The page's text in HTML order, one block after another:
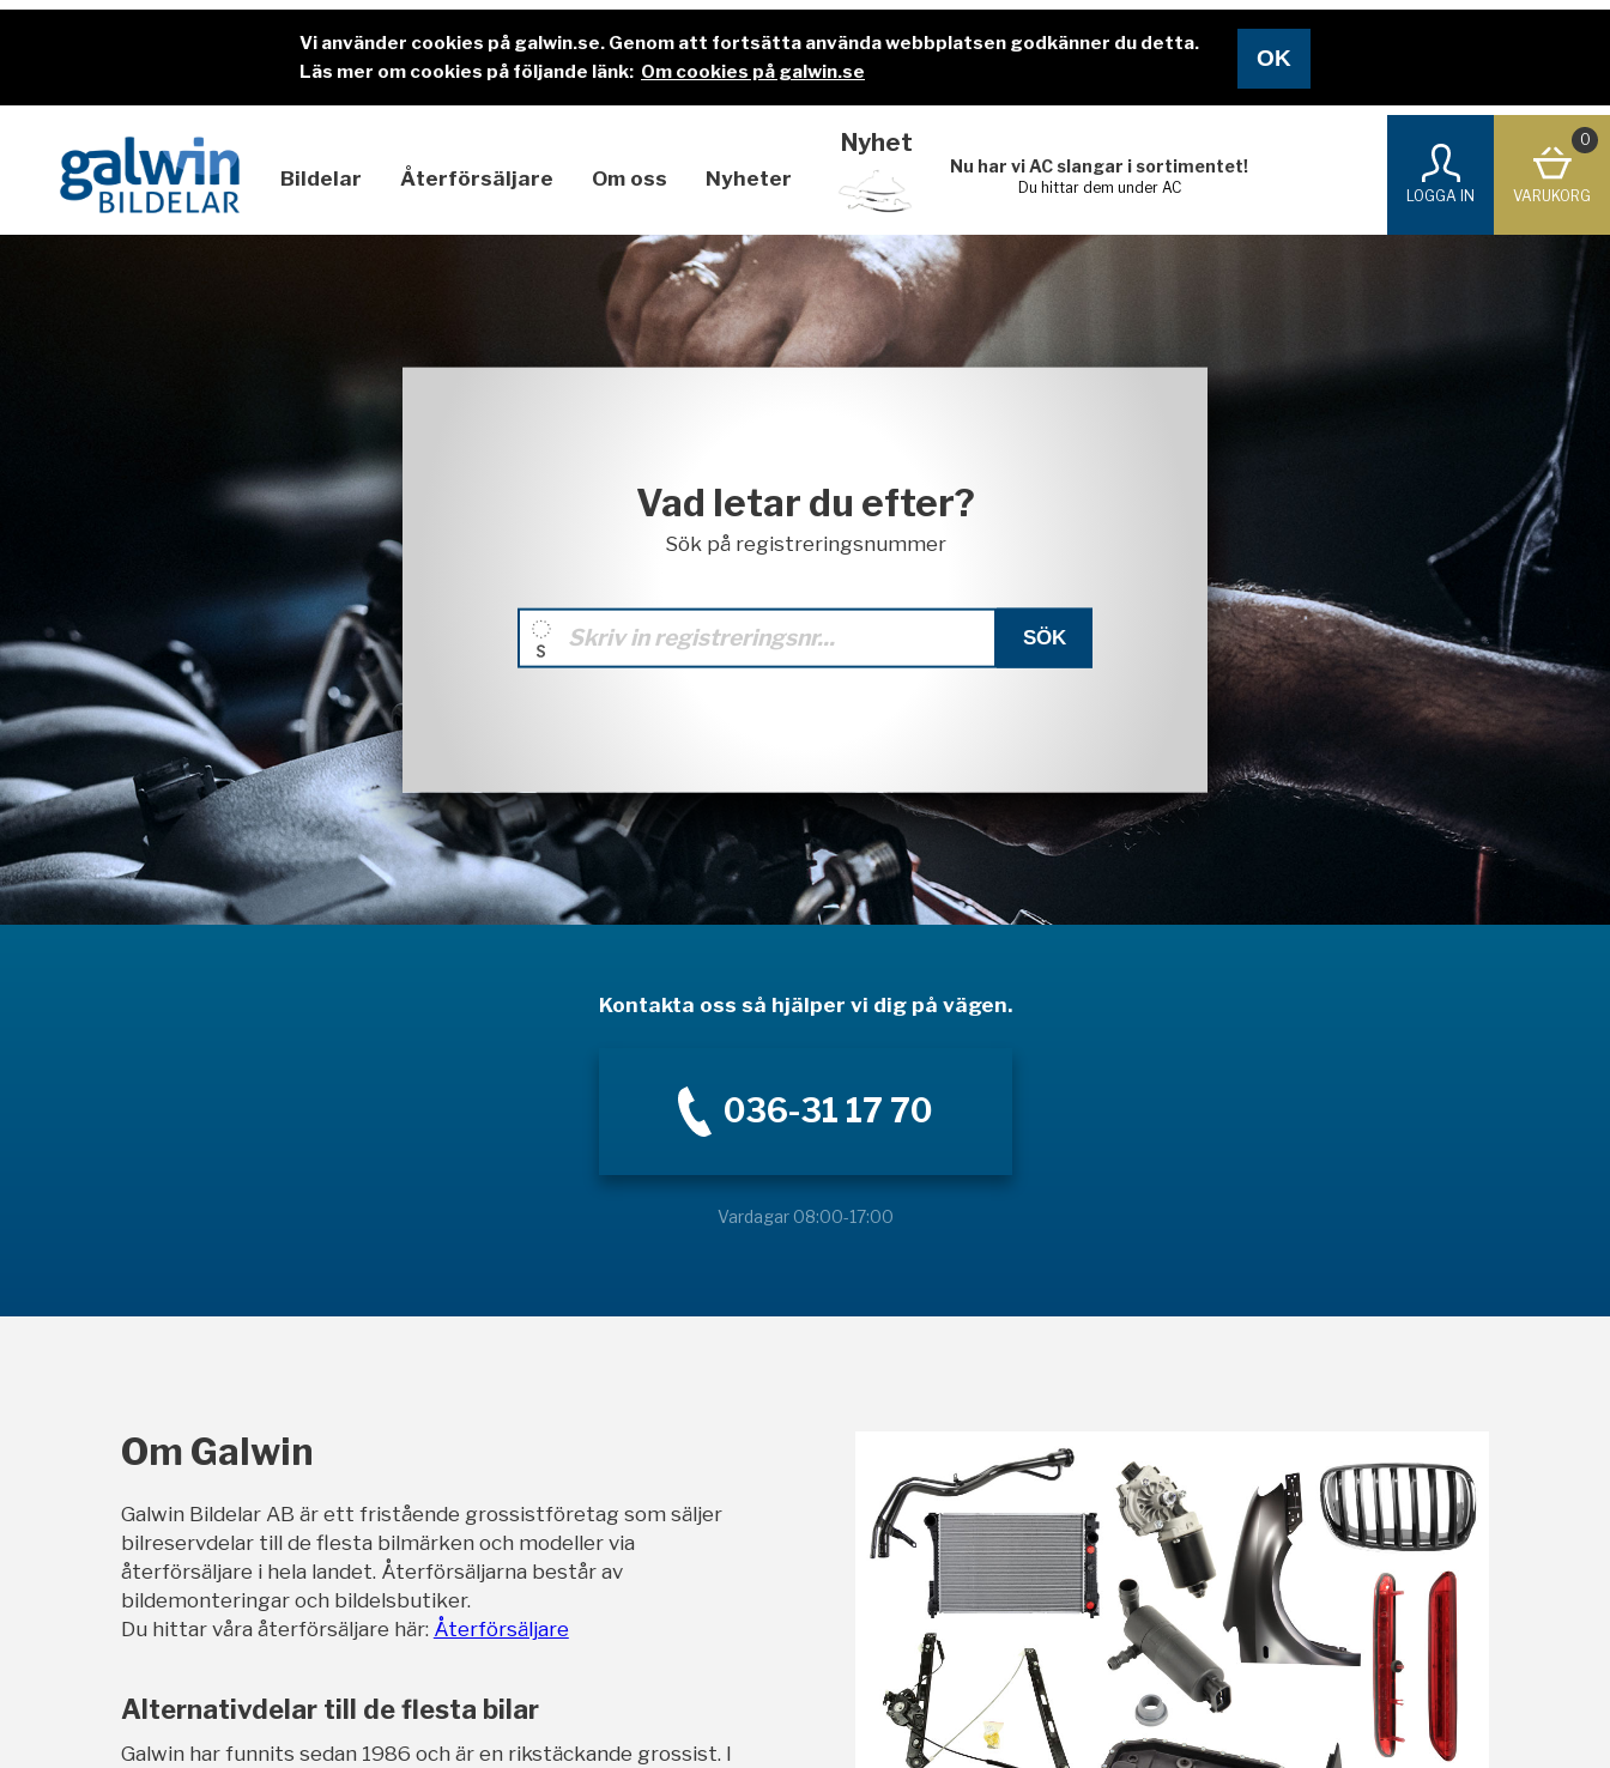
Vi använder cookies på galwin.se. Genom att fortsätta använda webbplatsen godkänner du detta.
Läs mer om cookies på följande länk: Om cookies på galwin.se
Bildelar Återförsäljare Om oss Nyheter
Nyhet
Nu har vi AC slangar i sortimentet!
Du hittar dem under AC
LOGGA IN
0
VARUKORG
Vad letar du efter?
Sök på registreringsnummer
Kontakta oss så hjälper vi dig på vägen.
036-31 17 70
Vardagar 08:00-17:00
Om Galwin
Galwin Bildelar AB är ett fristående grossistföretag som säljer
bilreservdelar till de flesta bilmärken och modeller via
återförsäljare i hela landet. Återförsäljarna består av
bildemonteringar och bildelsbutiker.
Du hittar våra återförsäljare här: Återförsäljare
Alternativdelar till de flesta bilar
Galwin har funnits sedan 1986 och är en rikstäckande grossist. I